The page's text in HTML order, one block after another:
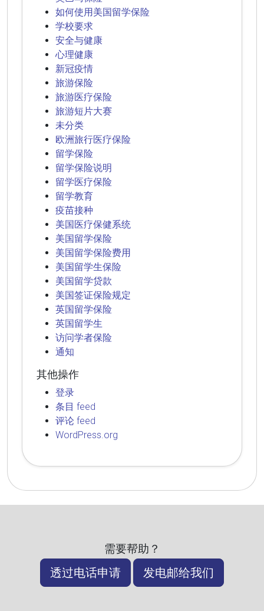
如何使用美国留学保险
学校要求
安全与健康
心理健康
新冠疫情
旅游保险
旅游医疗保险
旅游短片大赛
未分类
欧洲旅行医疗保险
留学保险
留学保险说明
留学医疗保险
留学教育
疫苗接种
美国医疗保健系统
美国留学保险
美国留学保险费用
美国留学生保险
美国留学贷款
美国签证保险规定
英国留学保险
英国留学生
访问学者保险
通知
其他操作
登录
条目 feed
评论 feed
WordPress.org
需要帮助？
透过电话申请 发电邮给我们